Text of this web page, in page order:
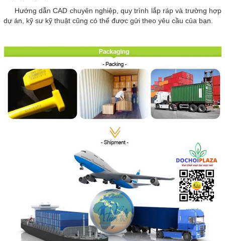
Hướng dẫn CAD chuyên nghiệp, quy trình lắp ráp và trường hợp
dự án, kỹ sư kỹ thuật cũng có thể được gửi theo yêu cầu của bạn.